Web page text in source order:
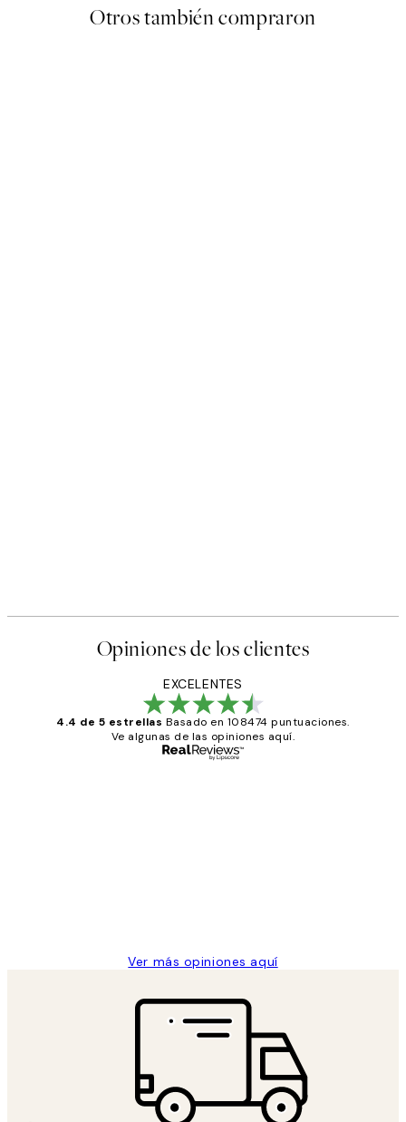
Otros también compraron
Opiniones de los clientes
EXCELENTES
4.4 de 5 estrellas Basado en 108474 puntuaciones.
Ve algunas de las opiniones aquí.
Ver más opiniones aquí